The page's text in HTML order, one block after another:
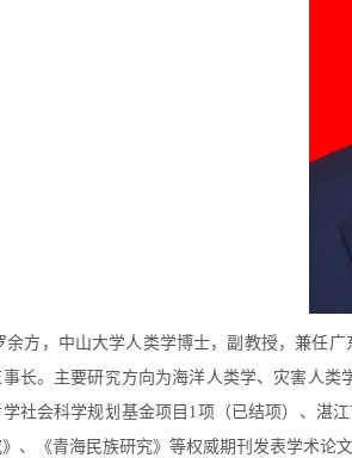
余方，中山大学人类学博士，副教授，兼任
长。主要研究方向为海洋人类学、灾害人
社会科学规划基金项目 1项（已结项）、湛
、《青海民族研究》等权威期刊发表学术论